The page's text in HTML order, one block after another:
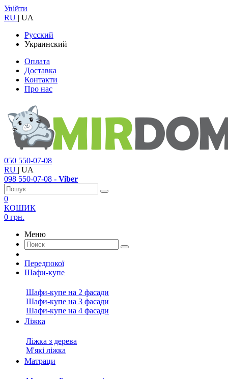
Увійти
RU | UA
Русский
Украинский
Оплата
Доставка
Контакти
Про нас
050 550-07-08
RU | UA
098 550-07-08 - Viber
0
КОШИК
0 грн.
Меню
Передпокої
Шафи-купе
Шафи-купе на 2 фасади
Шафи-купе на 3 фасади
Шафи-купе на 4 фасади
Ліжка
Ліжка з дерева
М'які ліжка
Матраци